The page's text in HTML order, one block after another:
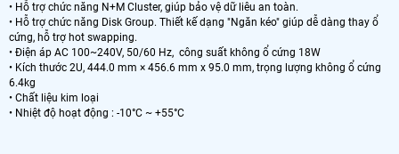
• Hỗ trợ chức năng N+M Cluster, giúp bảo vệ dữ liêu an toàn.
• Hỗ trợ chức năng Disk Group. Thiết kế dạng "Ngăn kéo" giúp dễ dàng thay ổ
cứng, hỗ trợ hot swapping.
• Điện áp AC 100~240V, 50/60 Hz, công suất không ổ cứng 18W
• Kích thước 2U, 444.0 mm × 456.6 mm x 95.0 mm, trọng lượng không ổ cứng
6.4kg
• Chất liệu kim loại
• Nhiệt độ hoạt động : -10°C ~ +55°C